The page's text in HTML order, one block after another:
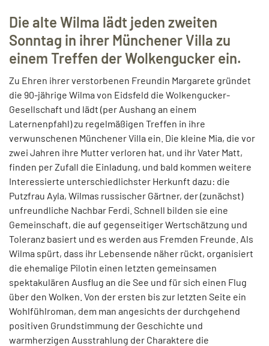
Die alte Wilma lädt jeden zweiten
Sonntag in ihrer Münchener Villa zu
einem Treffen der Wolkengucker ein.
Zu Ehren ihrer verstorbenen Freundin Margarete gründet
die 90-jährige Wilma von Eidsfeld die Wolkengucker-
Gesellschaft und lädt (per Aushang an einem
Laternenpfahl) zu regelmäßigen Treffen in ihre
verwunschenen Münchener Villa ein. Die kleine Mia, die vor
zwei Jahren ihre Mutter verloren hat, und ihr Vater Matt,
finden per Zufall die Einladung, und bald kommen weitere
Interessierte unterschiedlichster Herkunft dazu: die
Putzfrau Ayla, Wilmas russischer Gärtner, der (zunächst)
unfreundliche Nachbar Ferdi. Schnell bilden sie eine
Gemeinschaft, die auf gegenseitiger Wertschätzung und
Toleranz basiert und es werden aus Fremden Freunde. Als
Wilma spürt, dass ihr Lebensende näher rückt, organisiert
die ehemalige Pilotin einen letzten gemeinsamen
spektakulären Ausflug an die See und für sich einen Flug
über den Wolken. Von der ersten bis zur letzten Seite ein
Wohlfühlroman, dem man angesichts der durchgehend
positiven Grundstimmung der Geschichte und
warmherzigen Ausstrahlung der Charaktere die